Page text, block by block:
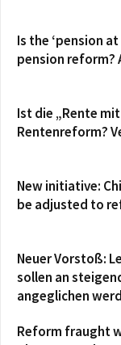
Is the ‘pension
pension reform?
Ist die „Rente
Rentenreform?
New initiative:
be adjusted to
Neuer Vorstoß:
sollen an
angeglichen
Reform fraught